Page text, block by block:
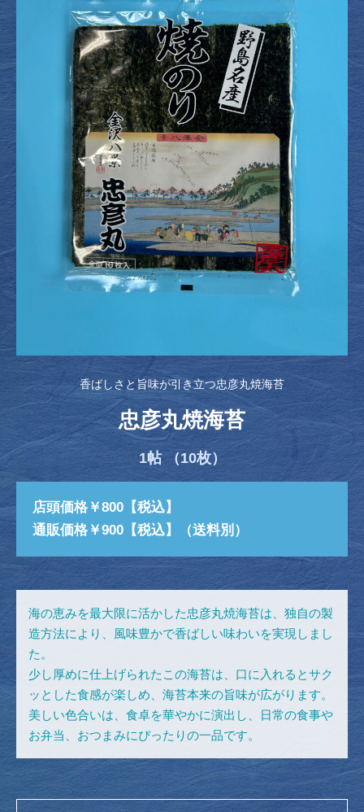
香ばしさと旨味が引き立つ忠彦丸焼海苔
忠彦丸焼海苔
1帖 （10枚）
店頭価格￥800【税込】
通販価格￥900【税込】（送料別）
海の恵みを最大限に活かした忠彦丸焼海苔は、独自の製
造方法により、風味豊かで香ばしい味わいを実現しまし
た。
少し厚めに仕上げられたこの海苔は、口に入れるとサク
ッとした食感が楽しめ、海苔本来の旨味が広がります。
美しい色合いは、食卓を華やかに演出し、日常の食事や
お弁当、おつまみにぴったりの一品です。